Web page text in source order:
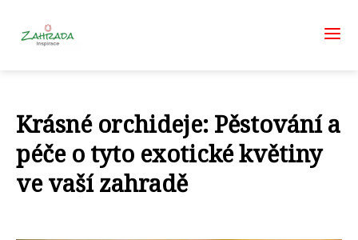
Krásné orchideje: Pěstování a
péče o tyto exotické květiny
ve vaší zahradě